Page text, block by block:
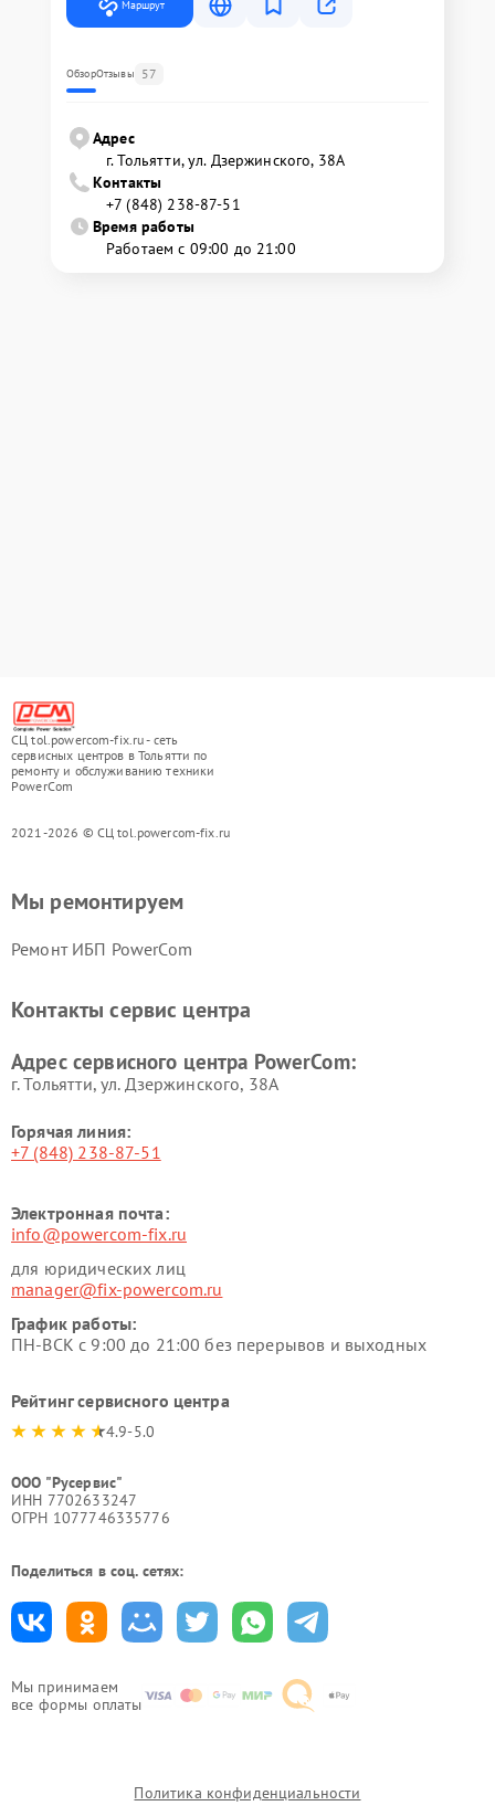
Маршрут
ОбзорОтзывы 57
Адрес
г. Тольятти, ул. Дзержинского, 38А
Контакты
+7 (848) 238-87-51
Время работы
Работаем с 09:00 до 21:00
СЦ tol.powercom-fix.ru - сеть
сервисных центров в Тольятти по
ремонту и обслуживанию техники
PowerCom
2021-2026 © СЦ tol.powercom-fix.ru
Мы принимаем
все формы оплаты
Мы ремонтируем
Ремонт ИБП PowerCom
Контакты сервис центра
Адрес сервисного центра PowerCom:
г. Тольятти, ул. Дзержинского, 38А
Горячая линия:
+7 (848) 238-87-51
Электронная почта:
info@powercom-fix.ru
для юридических лиц
manager@fix-powercom.ru
График работы:
ПН-ВСК с 9:00 до 21:00 без перерывов и выходных
Рейтинг сервисного центра
4.9-5.0
ООО "Русервис"
ИНН 7702633247
ОГРН 1077746335776
Поделиться в соц. сетях:
Политика конфиденциальности